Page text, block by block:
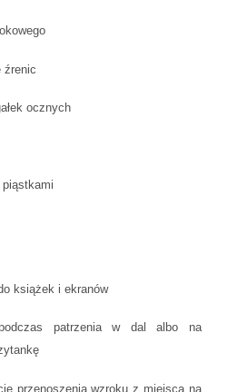
źrenic
ocznych
piąstkami
książek i ekranów
patrzenia w dal albo na
przenoszenia wzroku z miejsca na